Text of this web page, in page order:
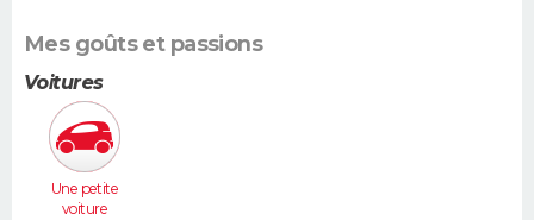
Mes goûts et passions
Voitures
Une petite
voiture